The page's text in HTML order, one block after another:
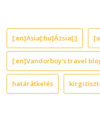
[:en]Asia[:hu]Ázsia[:]
[:en]Vandorboy's travel
határátkelés